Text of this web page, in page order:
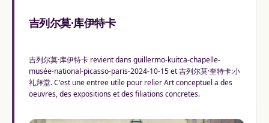
吉列尔莫·库伊特卡
吉列尔莫·库伊特卡 revient dans guillermo-kuitca-chapelle-
musée-national-picasso-paris-2024-10-15 et 吉列尔莫·奎特卡:小
礼拜堂. C'est une entree utile pour relier Art conceptuel a des
oeuvres, des expositions et des filiations concretes.